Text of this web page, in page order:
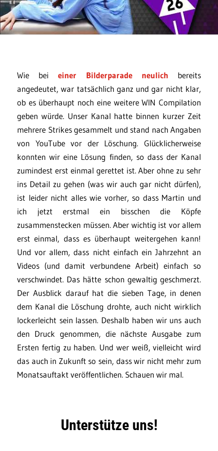
Wie beieiner Bilderparade neulich bereits
angedeutet, war tatsächlich ganz und gar nicht klar,
ob es überhaupt noch eine weitere WIN Compilation
geben würde. Unser Kanal hatte binnen kurzer Zeit
mehrere Strikes gesammelt und stand nach Angaben
von YouTube vor der Löschung. Glücklicherweise
konnten wir eine Lösung finden, so dass der Kanal
zumindest erst einmal gerettet ist. Aber ohne zu sehr
ins Detail zu gehen (was wir auch gar nicht dürfen),
ist leider nicht alles wie vorher, so dass Martin und
ich jetzt erstmal ein bisschen die Köpfe
zusammenstecken müssen. Aber wichtig ist vor allem
erst einmal, dass es überhaupt weitergehen kann!
Und vor allem, dass nicht einfach ein Jahrzehnt an
Videos (und damit verbundene Arbeit) einfach so
verschwindet. Das hätte schon gewaltig geschmerzt.
Der Ausblick darauf hat die sieben Tage, in denen
dem Kanal die Löschung drohte, auch nicht wirklich
lockerleicht sein lassen. Deshalb haben wir uns auch
den Druck genommen, die nächste Ausgabe zum
Ersten fertig zu haben. Und wer weiß, vielleicht wird
das auch in Zukunft so sein, dass wir nicht mehr zum
Monatsauftakt veröffentlichen. Schauen wir mal.
Unterstütze uns!